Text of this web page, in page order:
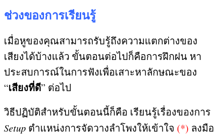
ช่วงของการเรียนรู้
เมื่อหูของคุณสามารถรับรู้ถึงความแตกต่างของ
เสียงได้บ้างแล้ว ขั้นตอนต่อไปก็คือการฝึกฝน หา
ประสบการณ์ในการฟังเพื่อเสาะหาลักษณะของ
“เสียงที่ดี” ต่อไป
วิธีปฏิบัติสำหรับขั้นตอนนี้ก็คือ เรียนรู้เรื่องของการ
Setup ตำแหน่งการจัดวางลำโพงให้เข้าใจ (*) ลงมือ